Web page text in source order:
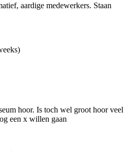
aardige medewerkers. Staan
hoor. Is toch wel groot hoor veel
een x willen gaan